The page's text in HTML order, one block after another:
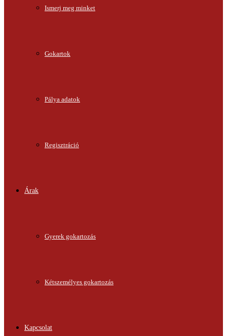
Ismerj meg minket
Gokartok
Pálya adatok
Regisztráció
Árak
Gyerek gokartozás
Kétszemélyes gokartozás
Kapcsolat